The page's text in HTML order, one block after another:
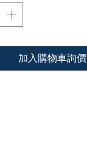
加入購物車詢價